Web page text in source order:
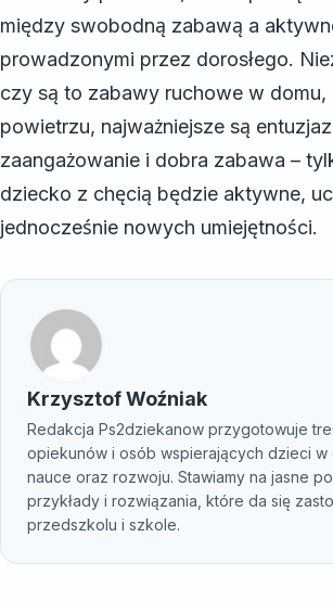
między swobodną zabawą a
prowadzonymi przez dorosłego.
czy są to zabawy ruchowe w domu,
powietrzu, najważniejsze są
zaangażowanie i dobra zabawa –
dziecko z chęcią będzie aktywne,
jednocześnie nowych umiejętności.
Krzysztof Woźniak
Redakcja Ps2dziekanow przygotowuje
opiekunów i osób wspierających dzieci w
nauce oraz rozwoju. Stawiamy na jasne
przykłady i rozwiązania, które da się
przedszkolu i szkole.